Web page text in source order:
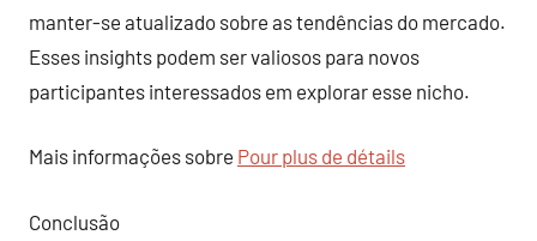
manter-se atualizado sobre as tendências do mercado.
Esses insights podem ser valiosos para novos
participantes interessados em explorar esse nicho.
Mais informações sobre Pour plus de détails
Conclusão